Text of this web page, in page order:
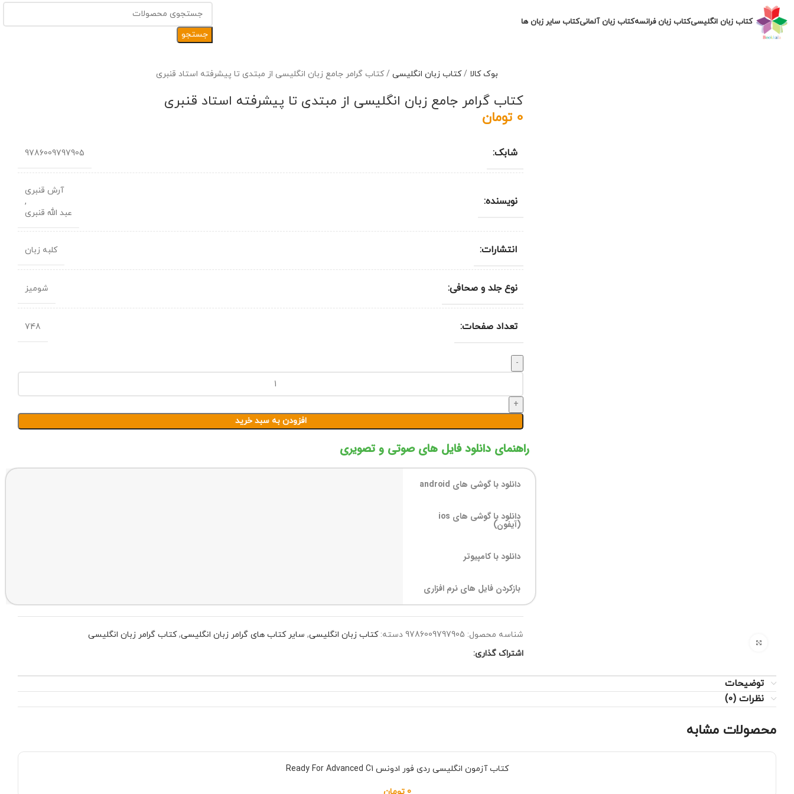
کتاب زبان انگلیسیکتاب زبان فرانسهکتاب زبان آلمانیکتاب سایر زبان ها
جستجو
بوک کالا /کتاب زبان انگلیسی/کتاب گرامر جامع زبان انگلیسی از مبتدی تا پیشرفته استاد قنبری
کتاب گرامر جامع زبان انگلیسی از مبتدی تا پیشرفته استاد قنبری
0 تومان
شابک: 9786009797905
نویسنده:
آرش قنبری
,
عبد الله قنبری
انتشارات: کلبه زبان
نوع جلد و صحافی: شومیز
تعداد صفحات: 748
افزودن به سبد خرید
راهنمای دانلود فایل های صوتی و تصویری
دانلود با گوشی های android
دانلود با گوشی های ios
(آیفون)
دانلود با کامپیوتر
بازکردن فایل های نرم افزاری
شناسه محصول: 9786009797905 دسته: کتاب زبان انگلیسی, سایر کتاب های گرامر زبان انگلیسی, کتاب گرامر زبان انگلیسی
اشتراک گذاری:
توضیحات
نظرات (0)
محصولات مشابه
کتاب آزمون انگلیسی ردی فور ادونس Ready For Advanced C1